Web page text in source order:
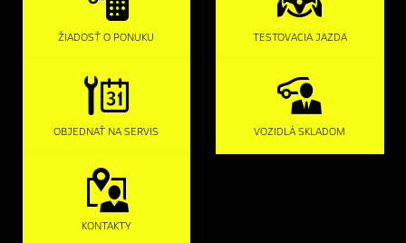
ŽIADOSŤ O PONUKU TESTOVACIA JAZDA
OBJEDNAŤ NA SERVIS VOZIDLÁ SKLADOM
KONTAKTY